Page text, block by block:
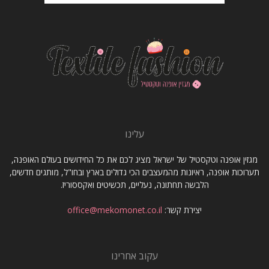
עלינו
מגזין אופנה וטקסטיל של ישראל מציג לכם את כל החידושים בעולם האופנה,
תערוכות אופנה, ראיונות מהמעצבים הכי גדולים בארץ ובחו"ל, מותגים חדשים,
הלבשה תחתונה, נעליים, תכשיטים ואקססוריז.
יצירת קשר: office@mekomonet.co.il
עקוב אחרינו